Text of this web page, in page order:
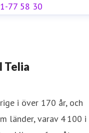
77 58 30
Telia
i över 170 år, och
länder, varav 4 100 i